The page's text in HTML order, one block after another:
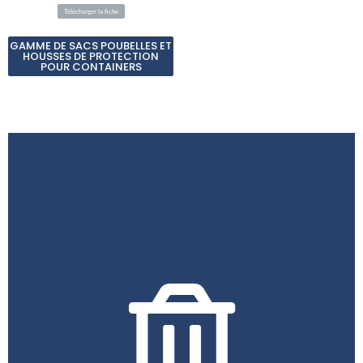
Télécharger la fiche
GAMME DE SACS POUBELLES ET
HOUSSES DE PROTECTION
POUR CONTAINERS
renforçant une culture de responsabilité
environnementale. Ils contribuent également à maintenir
les espaces publics propres et à prévenir les dépôts